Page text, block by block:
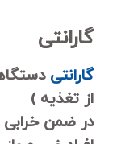
گارانتی
گارانتی
از تغذیه )
در ضمن